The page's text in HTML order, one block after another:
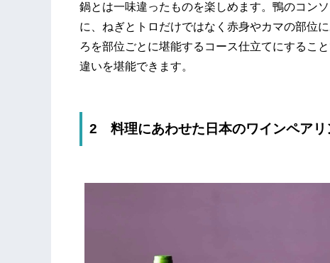
鍋とは一味違ったものを楽しめます。鴨のコン
に、ねぎとトロだけではなく赤身やカマの部位
ろを部位ごとに堪能するコース仕立てにするこ
違いを堪能できます。
2 料理にあわせた日本のワインペアリ